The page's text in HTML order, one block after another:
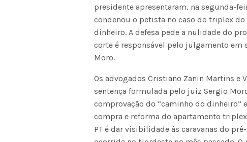
presidente apresentaram, na segunda-
condenou o petista no caso do triplex
dinheiro. A defesa pede a nulidade do
corte é responsável pelo julgamento
Moro.
Os advogados Cristiano Zanin Martins e
sentença formulada pelo juiz Sergio
comprovação do “caminho do dinheiro”
compra e reforma do apartamento
PT é dar visibilidade às caravanas do